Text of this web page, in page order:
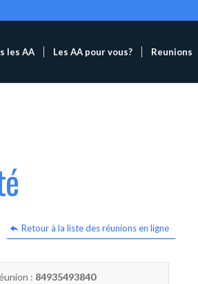
les AA Les AA pour vous? Reunions
Retour à la liste des réunions en ligne
: 84935493840